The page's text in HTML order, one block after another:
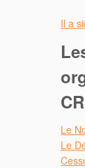
Il a
Le
Le